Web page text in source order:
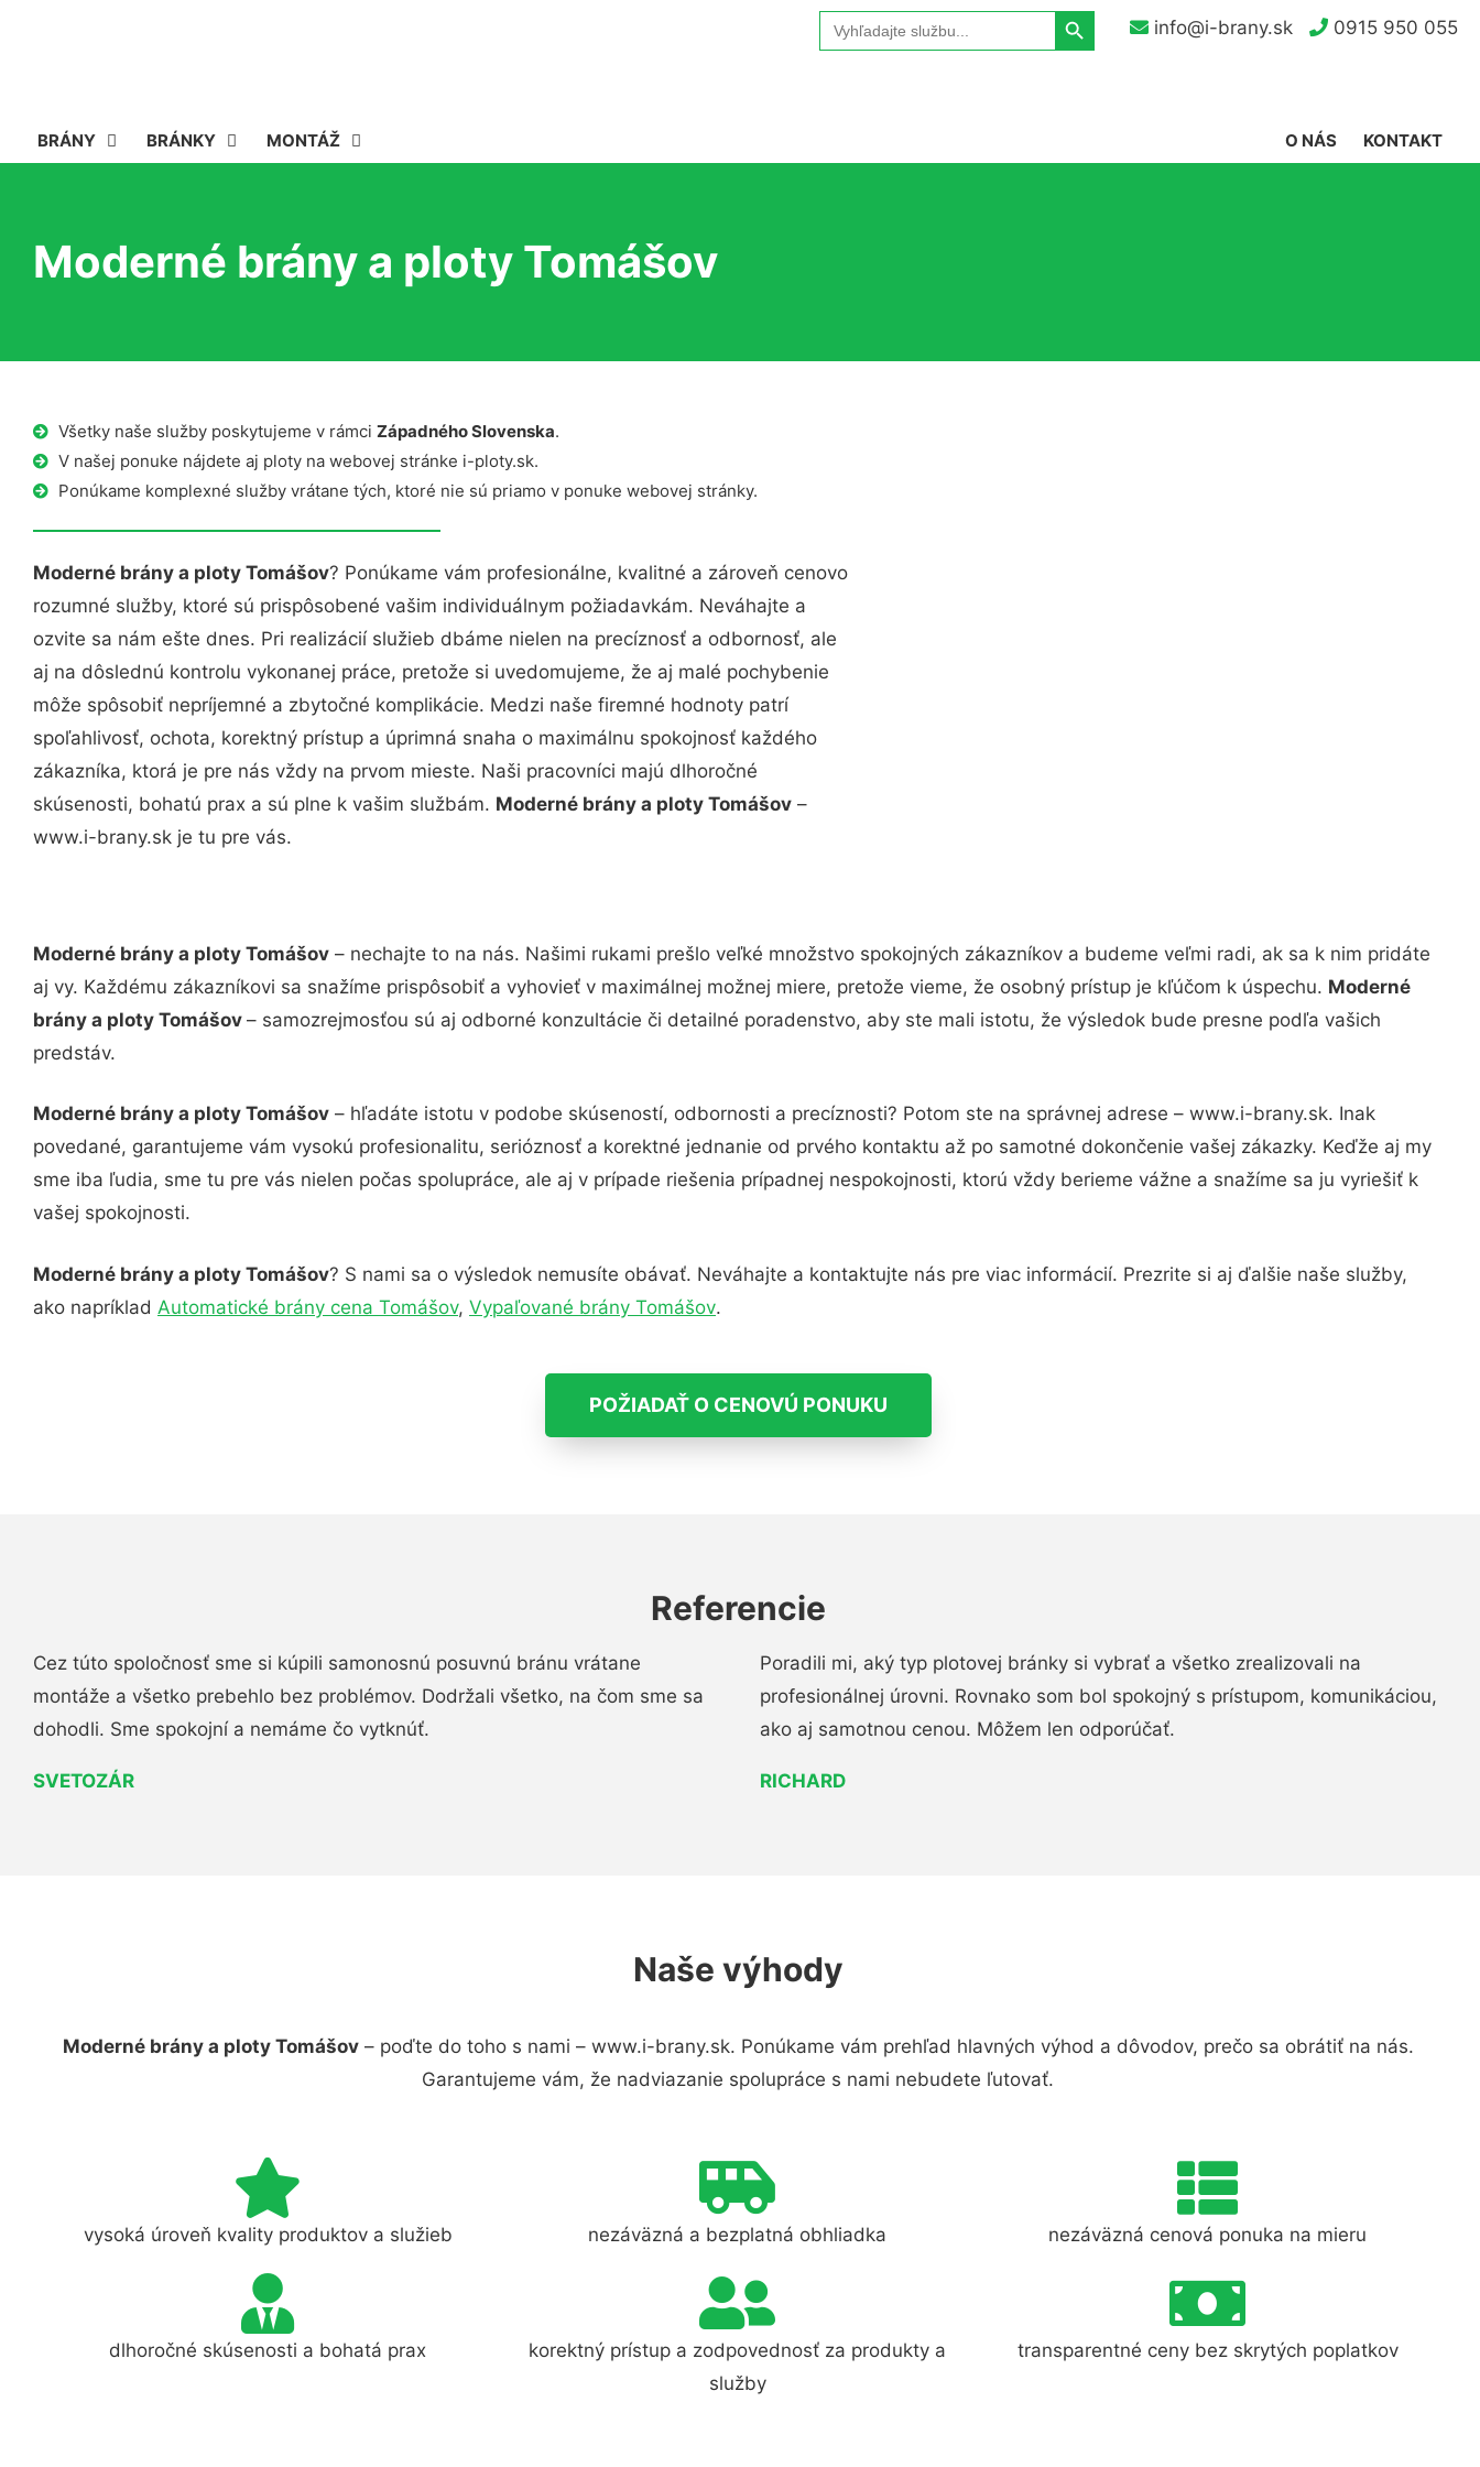
info@i-brany.sk 0915 950 055
Search
for:
Search Button
BRÁNY BRÁNKY MONTÁŽ KONTAKT
O NÁS
Moderné brány a ploty Tomášov
Všetky naše služby poskytujeme v rámci Západného Slovenska.
V našej ponuke nájdete aj ploty na webovej stránke i-ploty.sk.
Ponúkame komplexné služby vrátane tých, ktoré nie sú priamo v ponuke webovej stránky.
Moderné brány a ploty Tomášov? Ponúkame vám profesionálne, kvalitné a zároveň cenovo
rozumné služby, ktoré sú prispôsobené vašim individuálnym požiadavkám. Neváhajte a
ozvite sa nám ešte dnes. Pri realizácií služieb dbáme nielen na precíznosť a odbornosť, ale
aj na dôslednú kontrolu vykonanej práce, pretože si uvedomujeme, že aj malé pochybenie
môže spôsobiť nepríjemné a zbytočné komplikácie. Medzi naše firemné hodnoty patrí
spoľahlivosť, ochota, korektný prístup a úprimná snaha o maximálnu spokojnosť každého
zákazníka, ktorá je pre nás vždy na prvom mieste. Naši pracovníci majú dlhoročné
skúsenosti, bohatú prax a sú plne k vašim službám. Moderné brány a ploty Tomášov –
www.i-brany.sk je tu pre vás.
Moderné brány a ploty Tomášov – nechajte to na nás. Našimi rukami prešlo veľké množstvo spokojných zákazníkov a budeme veľmi radi, ak sa k nim pridáte
aj vy. Každému zákazníkovi sa snažíme prispôsobiť a vyhovieť v maximálnej možnej miere, pretože vieme, že osobný prístup je kľúčom k úspechu. Moderné
brány a ploty Tomášov – samozrejmosťou sú aj odborné konzultácie či detailné poradenstvo, aby ste mali istotu, že výsledok bude presne podľa vašich
predstáv.
Moderné brány a ploty Tomášov – hľadáte istotu v podobe skúseností, odbornosti a precíznosti? Potom ste na správnej adrese – www.i-brany.sk. Inak
povedané, garantujeme vám vysokú profesionalitu, serióznosť a korektné jednanie od prvého kontaktu až po samotné dokončenie vašej zákazky. Keďže aj my
sme iba ľudia, sme tu pre vás nielen počas spolupráce, ale aj v prípade riešenia prípadnej nespokojnosti, ktorú vždy berieme vážne a snažíme sa ju vyriešiť k
vašej spokojnosti.
Moderné brány a ploty Tomášov? S nami sa o výsledok nemusíte obávať. Neváhajte a kontaktujte nás pre viac informácií. Prezrite si aj ďalšie naše služby,
ako napríklad Automatické brány cena Tomášov, Vypaľované brány Tomášov.
POŽIADAŤ O CENOVÚ PONUKU
Referencie
Cez túto spoločnosť sme si kúpili samonosnú posuvnú bránu vrátane
montáže a všetko prebehlo bez problémov. Dodržali všetko, na čom sme sa
dohodli. Sme spokojní a nemáme čo vytknúť.
SVETOZÁR
Poradili mi, aký typ plotovej bránky si vybrať a všetko zrealizovali na
profesionálnej úrovni. Rovnako som bol spokojný s prístupom, komunikáciou,
ako aj samotnou cenou. Môžem len odporúčať.
RICHARD
Naše výhody
Moderné brány a ploty Tomášov– poďte do toho s nami – www.i-brany.sk. Ponúkame vám prehľad hlavných výhod a dôvodov, prečo sa obrátiť na nás.
Garantujeme vám, že nadviazanie spolupráce s nami nebudete ľutovať.
vysoká úroveň kvality produktov a služieb nezáväzná a bezplatná obhliadka nezáväzná cenová ponuka na mieru
dlhoročné skúsenosti a bohatá prax
korektný prístup a zodpovednosť za produkty a
služby
transparentné ceny bez skrytých poplatkov